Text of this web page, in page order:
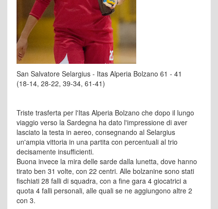
San Salvatore Selargius - Itas Alperia Bolzano 61 - 41
(18-14, 28-22, 39-34, 61-41)
Triste trasferta per l'Itas Alperia Bolzano che dopo il lungo
viaggio verso la Sardegna ha dato l'impressione di aver
lasciato la testa in aereo, consegnando al Selargius
un'ampia vittoria in una partita con percentuali al trio
decisamente insufficienti.
Buona invece la mira delle sarde dalla lunetta, dove hanno
tirato ben 31 volte, con 22 centri. Alle bolzanine sono stati
fischiati 28 falli di squadra, con a fine gara 4 giocatrici a
quota 4 falli personali, alle quali se ne aggiungono altre 2
con 3.